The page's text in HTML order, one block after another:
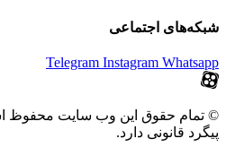
شبکه‌های اجتماعی
Telegram Instagram Whatsapp
© تمام حقوق این وب سایت محفوظ
پیگرد قانونی دارد.